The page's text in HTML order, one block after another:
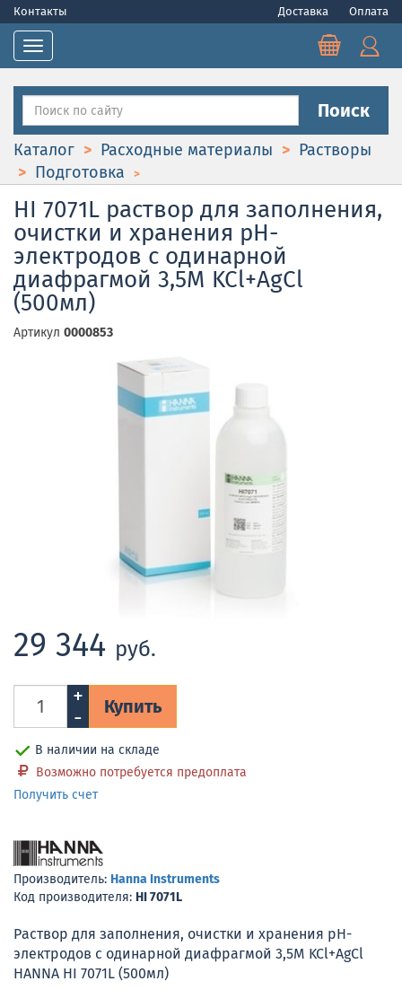
Контакты Доставка Оплата
Toggle navigation
Поиск
Каталог Расходные материалы
Растворы
Подготовка
HI 7071L раствор для заполнения,
очистки и хранения pH-
электродов с одинарной
диафрагмой 3,5M KCl+AgCl
(500мл)
Артикул 0000853
29 344 руб.
-
+ Купить
В наличии на складе
Возможно потребуется предоплата
Получить счет
Производитель: Hanna Instruments
Код производителя: HI 7071L
Раствор для заполнения, очистки и хранения pH-
электродов с одинарной диафрагмой 3,5M KCl+AgCl
HANNA HI 7071L (500мл)